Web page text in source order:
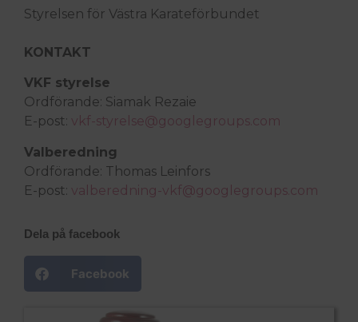
Styrelsen för Västra Karateförbundet
KONTAKT
VKF styrelse
Ordförande: Siamak Rezaie
E-post: vkf-styrelse@googlegroups.com
Valberedning
Ordförande: Thomas Leinfors
E-post: valberedning-vkf@googlegroups.com
Dela på facebook
Facebook